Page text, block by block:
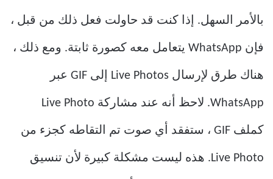
بالأمر السهل. إذا كنت قد حاولت فعل ذلك من قبل ،
فإن WhatsApp يتعامل معه كصورة ثابتة. ومع ذلك ،
هناك طرق لإرسال Live Photos إلى GIF عبر
WhatsApp. لاحظ أنه عند مشاركة Live Photo
كملف GIF ، ستفقد أي صوت تم التقاطه كجزء من
Live Photo. هذه ليست مشكلة كبيرة لأن تنسيق